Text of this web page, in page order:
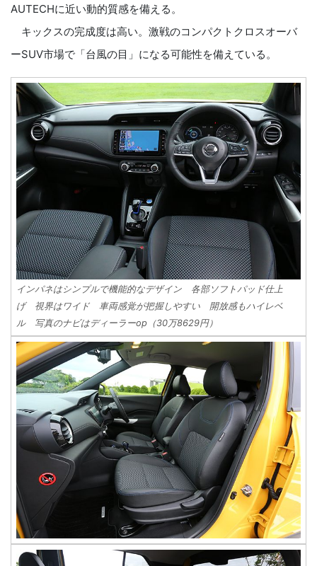
AUTECHに近い動的質感を備える。
キックスの完成度は高い。激戦のコンパクトクロスオーバ
ーSUV市場で「台風の目」になる可能性を備えている。
インパネはシンプルで機能的なデザイン 各部ソフトパッド仕上
げ 視界はワイド 車両感覚が把握しやすい 開放感もハイレベ
ル 写真のナビはディーラーop（30万8629円）